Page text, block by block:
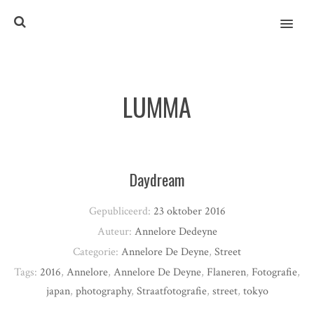
MENU
LUMMA
Daydream
Gepubliceerd: 23 oktober 2016
Auteur: Annelore Dedeyne
Categorie: Annelore De Deyne, Street
Tags: 2016, Annelore, Annelore De Deyne, Flaneren, Fotografie,
japan, photography, Straatfotografie, street, tokyo